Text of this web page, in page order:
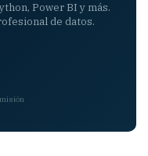
Power BI y más.
de datos.